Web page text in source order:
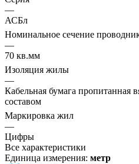
—
АСБл
Номинальное сечение
—
70 кв.мм
Изоляция жилы
—
Кабельная бумага пропитанная
составом
Маркировка жил
—
Цифры
Все характеристики
Единица измерения: метр